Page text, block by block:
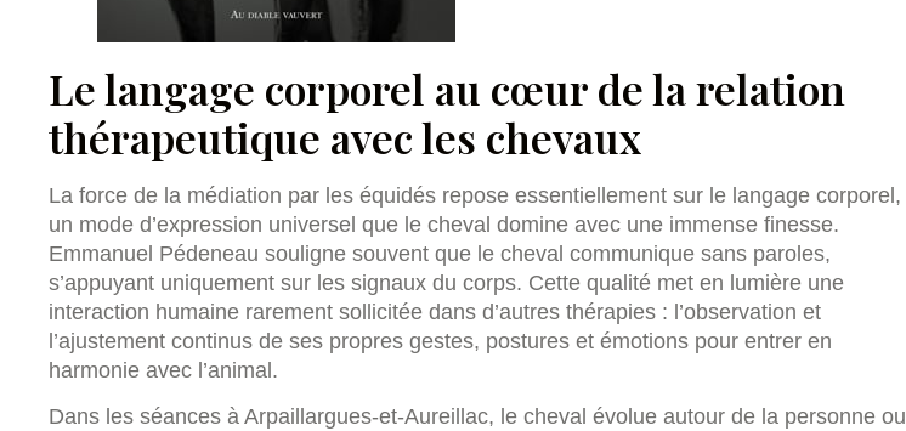
Le langage corporel au cœur de la relation
thérapeutique avec les chevaux
La force de la médiation par les équidés repose essentiellement sur le langage corporel,
un mode d’expression universel que le cheval domine avec une immense finesse.
Emmanuel Pédeneau souligne souvent que le cheval communique sans paroles,
s’appuyant uniquement sur les signaux du corps. Cette qualité met en lumière une
interaction humaine rarement sollicitée dans d’autres thérapies : l’observation et
l’ajustement continus de ses propres gestes, postures et émotions pour entrer en
harmonie avec l’animal.
Dans les séances à Arpaillargues-et-Aureillac, le cheval évolue autour de la personne ou